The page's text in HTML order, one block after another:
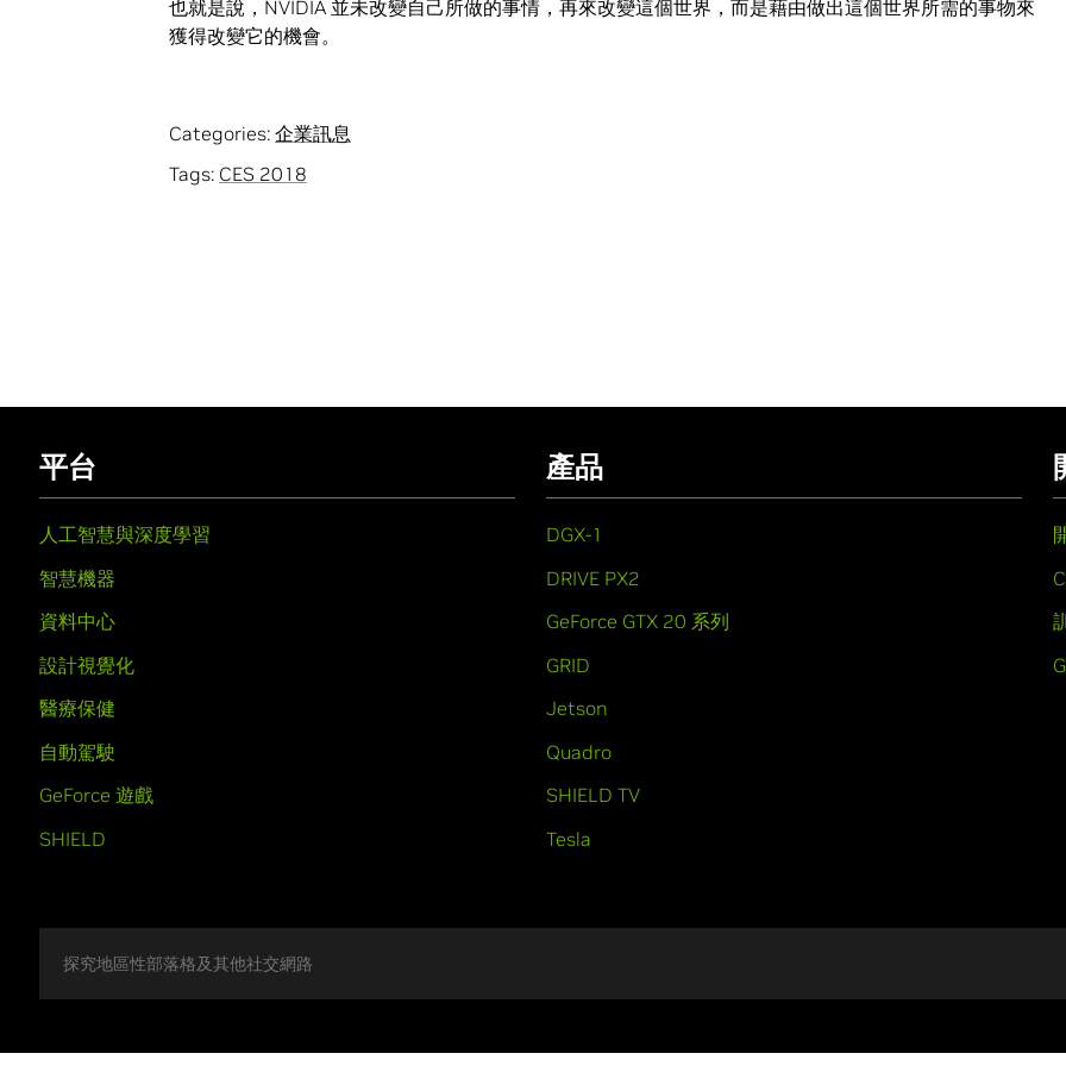
也就是說，NVIDIA 並未改變自己所做的事情，再來改變這個世界，而是藉由做出這個世界所需的事物來
獲得改變它的機會。
Categories: 企業訊息
Tags: CES 2018
平台
人工智慧與深度學習
智慧機器
資料中心
設計視覺化
醫療保健
自動駕駛
GeForce 遊戲
SHIELD
產品
DGX-1
DRIVE PX2
GeForce GTX 20 系列
GRID
Jetson
Quadro
SHIELD TV
Tesla
探究地區性部落格及其他社交網路